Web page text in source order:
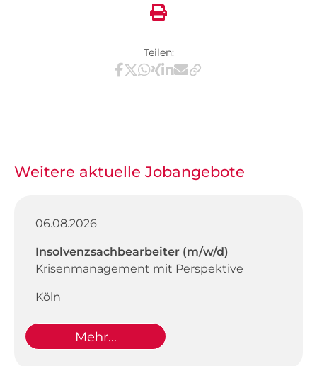
Teilen:
Teilen via Facebook
Teilen via X / Twitter
Teilen via WhatsApp
Teilen via Xing
Teilen via LinkedIn
Teilen via E-Mail
Weitere aktuelle Jobangebote
06.08.2026
Insolvenzsachbearbeiter (m/w/d)
Krisenmanagement mit Perspektive
Köln
Mehr...